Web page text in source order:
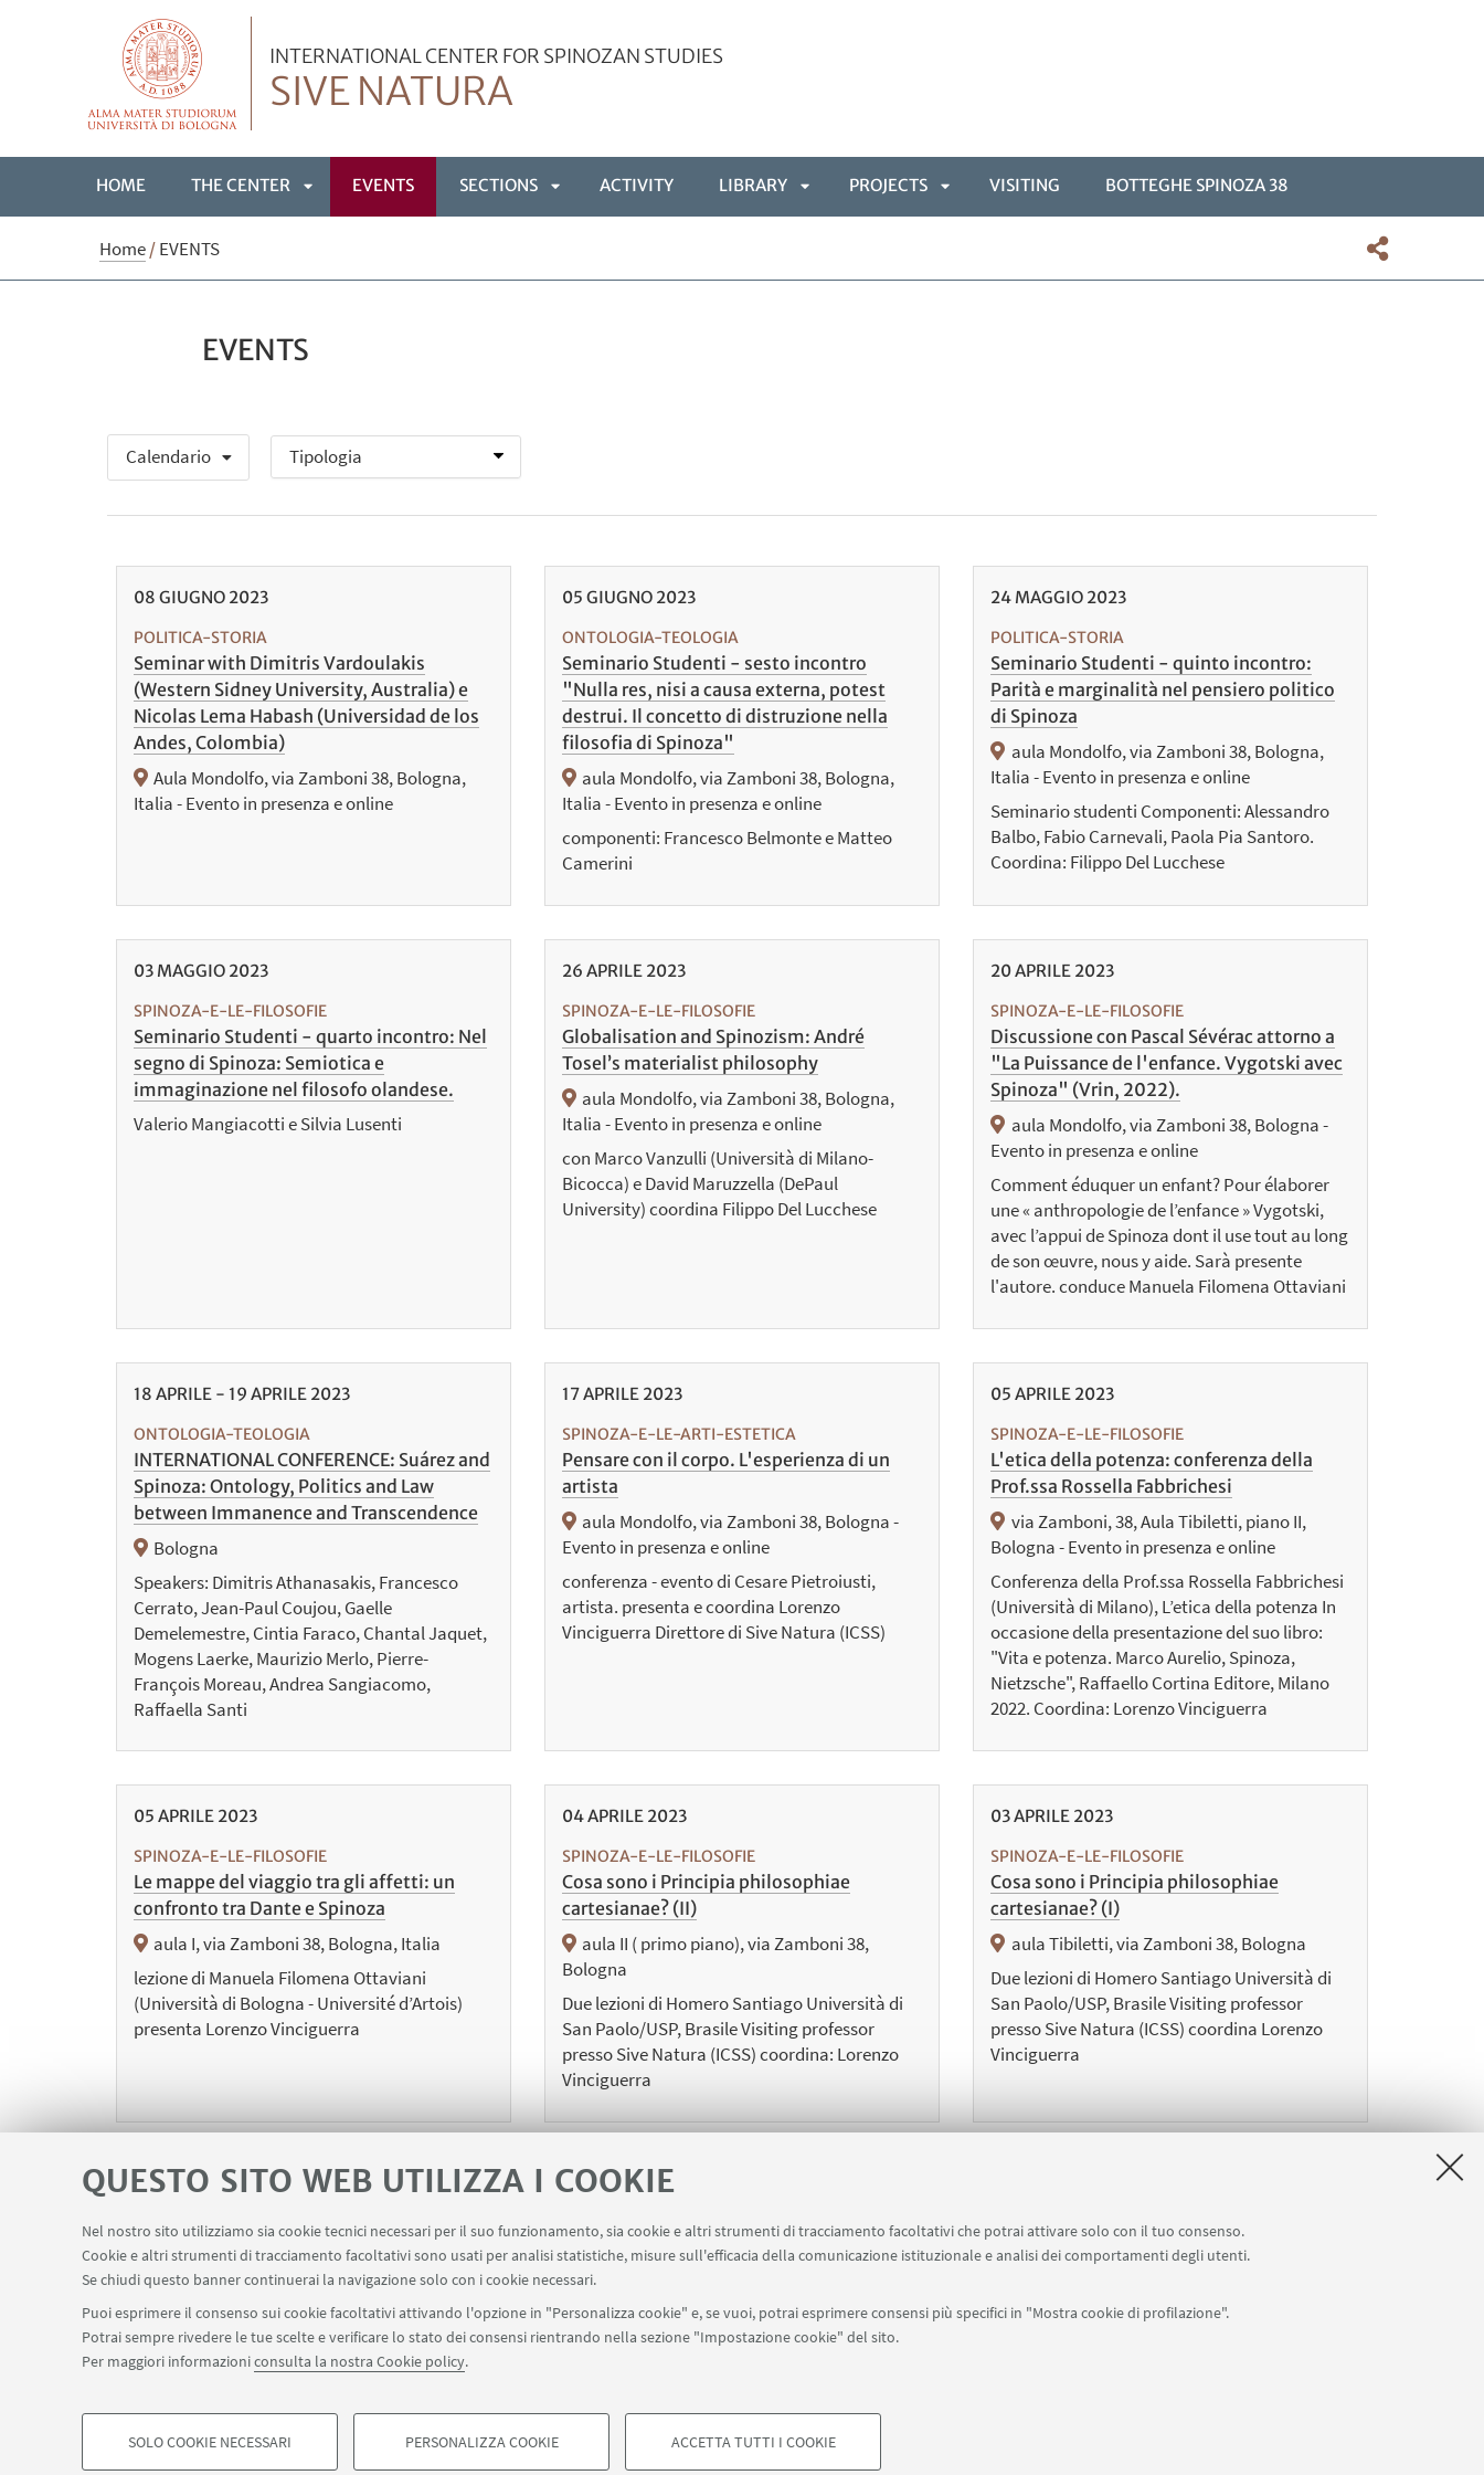
QUESTO SITO WEB UTILIZZA I COOKIE
Nel nostro sito utilizziamo sia cookie tecnici necessari per il suo funzionamento, sia cookie e altri strumenti di tracciamento facoltativi che potrai attivare solo con il tuo consenso.
Cookie e altri strumenti di tracciamento facoltativi sono usati per analisi statistiche, misure sull'efficacia della comunicazione istituzionale e analisi dei comportamenti degli utenti.
Se chiudi questo banner continuerai la navigazione solo con i cookie necessari.
Puoi esprimere il consenso sui cookie facoltativi attivando l'opzione in "Personalizza cookie" e, se vuoi, potrai esprimere consensi più specifici in "Mostra cookie di profilazione".
Potrai sempre rivedere le tue scelte e verificare lo stato dei consensi rientrando nella sezione "Impostazione cookie" del sito.
Per maggiori informazioniconsulta la nostra Cookie policy.
COOKIE DI PROFILAZIONE - FACOLTATIVI COOKIE TECNICI - NECESSARI
SOLO COOKIE NECESSARI PERSONALIZZA COOKIE ACCETTA TUTTI I COOKIE
INTERNATIONAL CENTER FOR SPINOZAN STUDIES
SIVE NATURA
HOME THE CENTER EVENTS SECTIONS ACTIVITY LIBRARY PROJECTS VISITING BOTTEGHE SPINOZA 38
Home/EVENTS
EVENTS
Calendario
08 GIUGNO 2023
POLITICA-STORIA
Seminar with Dimitris Vardoulakis
(Western Sidney University, Australia) e
Nicolas Lema Habash (Universidad de los
Andes, Colombia)
Aula Mondolfo, via Zamboni 38, Bologna,
Italia - Evento in presenza e online
05 GIUGNO 2023
ONTOLOGIA-TEOLOGIA
Seminario Studenti - sesto incontro
"Nulla res, nisi a causa externa, potest
destrui. Il concetto di distruzione nella
filosofia di Spinoza"
aula Mondolfo, via Zamboni 38, Bologna,
Italia - Evento in presenza e online
componenti: Francesco Belmonte e Matteo
Camerini
24 MAGGIO 2023
POLITICA-STORIA
Seminario Studenti - quinto incontro:
Parità e marginalità nel pensiero politico
di Spinoza
aula Mondolfo, via Zamboni 38, Bologna,
Italia - Evento in presenza e online
Seminario studenti Componenti: Alessandro
Balbo, Fabio Carnevali, Paola Pia Santoro.
Coordina: Filippo Del Lucchese
03MAGGIO 2023
SPINOZA-E-LE-FILOSOFIE
Seminario Studenti - quarto incontro: Nel
segno di Spinoza: Semiotica e
immaginazione nel filosofo olandese.
Valerio Mangiacotti e Silvia Lusenti
26 APRILE 2023
SPINOZA-E-LE-FILOSOFIE
Globalisation and Spinozism: André
Tosel’s materialist philosophy
aula Mondolfo, via Zamboni 38, Bologna,
Italia - Evento in presenza e online
con Marco Vanzulli (Università di Milano-
Bicocca) e David Maruzzella (DePaul
University) coordina Filippo Del Lucchese
20APRILE 2023
SPINOZA-E-LE-FILOSOFIE
Discussione con Pascal Sévérac attorno a
"La Puissance de l'enfance. Vygotski avec
Spinoza" (Vrin, 2022).
aula Mondolfo, via Zamboni 38, Bologna -
Evento in presenza e online
Comment éduquer un enfant? Pour élaborer
une « anthropologie de l’enfance » Vygotski,
avec l’appui de Spinoza dont il use tout au long
de son œuvre, nous y aide. Sarà presente
l'autore. conduce Manuela Filomena Ottaviani
18 APRILE- 19 APRILE 2023
ONTOLOGIA-TEOLOGIA
INTERNATIONAL CONFERENCE: Suárez and
Spinoza: Ontology, Politics and Law
between Immanence and Transcendence
Bologna
Speakers: Dimitris Athanasakis, Francesco
Cerrato, Jean-Paul Coujou, Gaelle
Demelemestre, Cintia Faraco, Chantal Jaquet,
Mogens Laerke, Maurizio Merlo, Pierre-
François Moreau, Andrea Sangiacomo,
Raffaella Santi
17APRILE 2023
SPINOZA-E-LE-ARTI-ESTETICA
Pensare con il corpo. L'esperienza di un
artista
aula Mondolfo, via Zamboni 38, Bologna -
Evento in presenza e online
conferenza - evento di Cesare Pietroiusti,
artista. presenta e coordina Lorenzo
Vinciguerra Direttore di Sive Natura (ICSS)
05 APRILE 2023
SPINOZA-E-LE-FILOSOFIE
L'etica della potenza: conferenza della
Prof.ssa Rossella Fabbrichesi
via Zamboni, 38, Aula Tibiletti, piano II,
Bologna - Evento in presenza e online
Conferenza della Prof.ssa Rossella Fabbrichesi
(Università di Milano), L’etica della potenza In
occasione della presentazione del suo libro:
"Vita e potenza. Marco Aurelio, Spinoza,
Nietzsche", Raffaello Cortina Editore, Milano
2022. Coordina: Lorenzo Vinciguerra
05 APRILE 2023
SPINOZA-E-LE-FILOSOFIE
Le mappe del viaggio tra gli affetti: un
confronto tra Dante e Spinoza
aula I, via Zamboni 38, Bologna, Italia
lezione di Manuela Filomena Ottaviani
(Università di Bologna - Université d’Artois)
presenta Lorenzo Vinciguerra
04APRILE 2023
SPINOZA-E-LE-FILOSOFIE
Cosa sono i Principia philosophiae
cartesianae? (II)
aula II ( primo piano), via Zamboni 38,
Bologna
Due lezioni di Homero Santiago Università di
San Paolo/USP, Brasile Visiting professor
presso Sive Natura (ICSS) coordina: Lorenzo
Vinciguerra
03APRILE 2023
SPINOZA-E-LE-FILOSOFIE
Cosa sono i Principia philosophiae
cartesianae? (I)
aula Tibiletti, via Zamboni 38, Bologna
Due lezioni di Homero Santiago Università di
San Paolo/USP, Brasile Visiting professor
presso Sive Natura (ICSS) coordina Lorenzo
Vinciguerra
«
Precedenti
12
elementi
Successivi
»
©Copyright 2026 - ALMA MATER STUDIORUM - Università di Bologna - Via Zamboni, 33 - 40126 Bologna - PI: 01131710376 - CF: 80007010376 -